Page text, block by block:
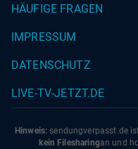
HÄUFIGE FRAGEN
IMPRESSUM
DATENSCHUTZ
LIVE-TV-JETZT.DE
Hinweis: sendungverpasst.de
kein Filesharingan und